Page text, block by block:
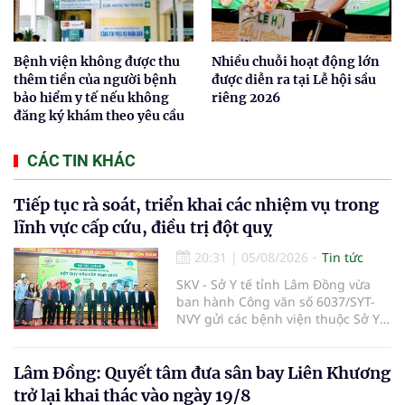
Bệnh viện không được thu
thêm tiền của người bệnh
bảo hiểm y tế nếu không
đăng ký khám theo yêu cầu
Nhiều chuỗi hoạt động lớn
được diễn ra tại Lễ hội sầu
riêng 2026
CÁC TIN KHÁC
Tiếp tục rà soát, triển khai các nhiệm vụ trong
lĩnh vực cấp cứu, điều trị đột quỵ
20:31 | 05/08/2026
Tin tức
SKV - Sở Y tế tỉnh Lâm Đồng vừa
ban hành Công văn số 6037/SYT-
NVY gửi các bệnh viện thuộc Sở Y
tiếp tục rà soát, triển khai các
nhiệm vụ trong lĩnh vực cấp cứu,
Lâm Đồng: Quyết tâm đưa sân bay Liên Khương
trở lại khai thác vào ngày 19/8